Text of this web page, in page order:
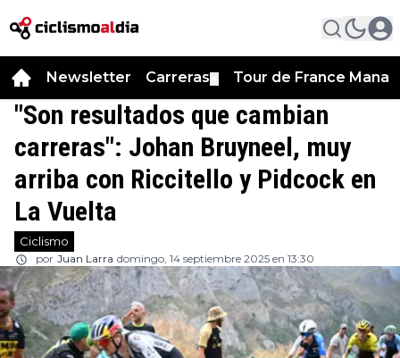
Newsletter Carreras Tour de France
"Son resultados que cambian
carreras": Johan Bruyneel, muy
arriba con Riccitello y Pidcock en
La Vuelta
Ciclismo
por Juan Larra domingo, 14 septiembre 2025 en 13:30